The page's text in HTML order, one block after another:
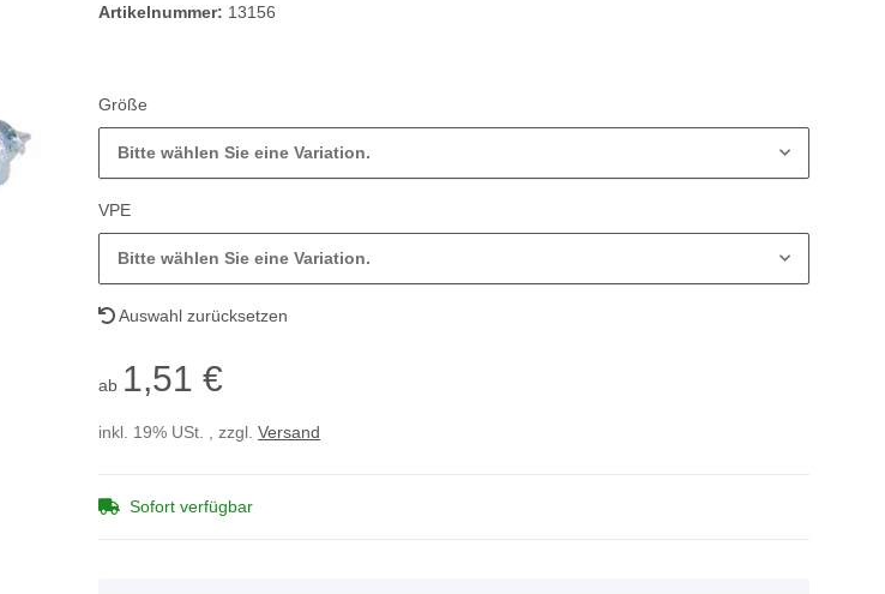
Artikelnummer: 13156
Größe
Bitte wählen Sie eine Variation.
VPE
Bitte wählen Sie eine Variation.
Auswahl zurücksetzen
ab 1,51 €
inkl. 19% USt. , zzgl. Versand
Sofort verfügbar